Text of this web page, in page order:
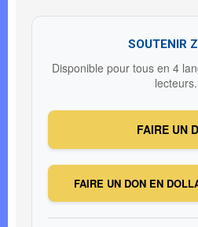
SOUTENIR
Disponible pour tous en 4
lecteurs.
FAIRE UN
FAIRE UN DON EN